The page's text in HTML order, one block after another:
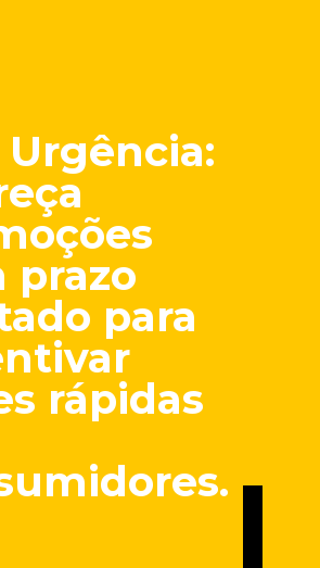
Urgência:
prazo
para
rápidas